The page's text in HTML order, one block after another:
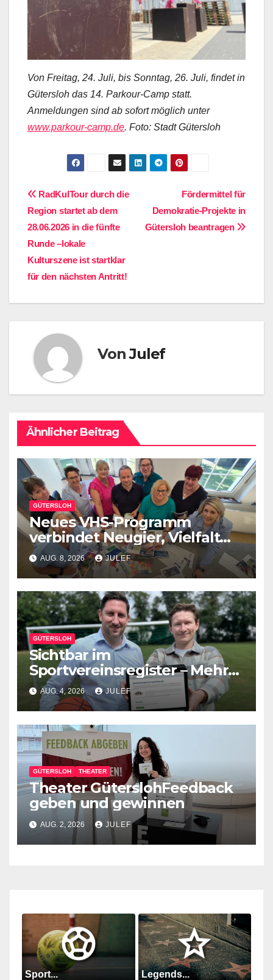
Von Freitag, 24. Juli, bis Sonntag, 26. Juli, findet in
Gütersloh das 14. Parkour-Camp statt.
Anmeldungen sind ab sofort möglich unter
www.parkour-camp.de. Foto: Stadt Gütersloh
BeitragsnavigationFördermittel für
Demokratie-Projekte in
Gütersloh beantragen
RadKulTour durch die
Region startet ab dem
28.06.2026 in die fünfte
Runde –lokale
Kulturszene ist startklar
für den nächsten Antritt!
VonJulef
Ähnlicher Beitrag
GÜTERSLOH
Neues VHS-Programm
verbindet Neugier, Vielfalt
und Gemeinschaft
AUG. 8, 2026 JULEF
GÜTERSLOH
Sichtbar im
Sportvereinsregister – Mehr
Werbung für den eigenen
Verein
AUG. 4, 2026 JULEF
GÜTERSLOH THEATER
Theater GüterslohFeedback
geben und gewinnen
AUG. 2, 2026 JULEF
Sport... Legends...